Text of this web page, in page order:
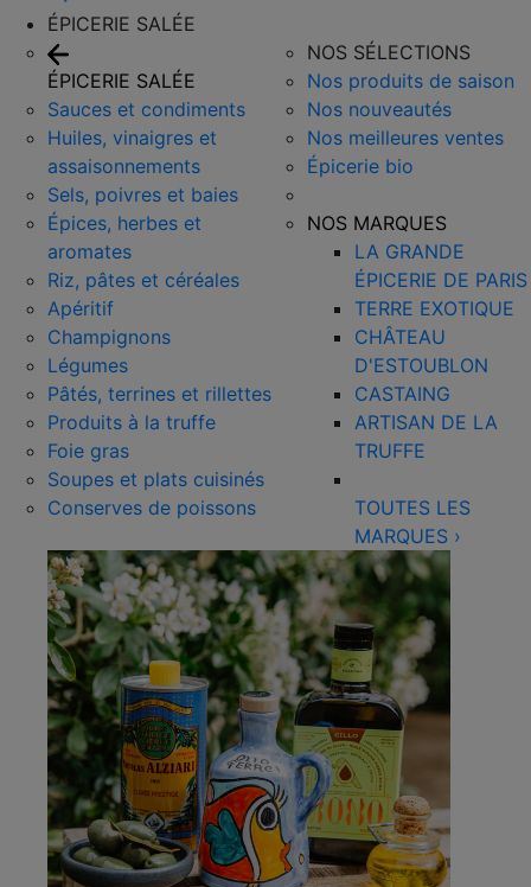
ÉPICERIE SALÉE
ÉPICERIE SALÉE
Sauces et condiments
Huiles, vinaigres et
assaisonnements
Sels, poivres et baies
Épices, herbes et
aromates
Riz, pâtes et céréales
Apéritif
Champignons
Légumes
Pâtés, terrines et rillettes
Produits à la truffe
Foie gras
Soupes et plats cuisinés
Conserves de poissons
NOS SÉLECTIONS
Nos produits de saison
Nos nouveautés
Nos meilleures ventes
Épicerie bio
NOS MARQUES
LA GRANDE
ÉPICERIE DE PARIS
TERRE EXOTIQUE
CHÂTEAU
D'ESTOUBLON
CASTAING
ARTISAN DE LA
TRUFFE
TOUTES LES
MARQUES ›